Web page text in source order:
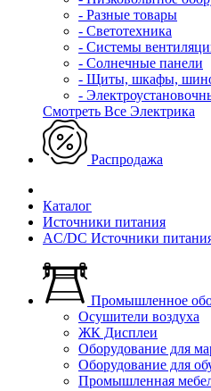
- Разные товары
- Светотехника
- Системы
- Солнечные панели
- Щиты, шкафы,
-
Смотреть Все Электрика
Распродажа
Каталог
Источники питания
AC/DC Источники
Промышленное
Осушители воздуха
ЖК Дисплеи
Оборудование для
Оборудование для
Промышленная